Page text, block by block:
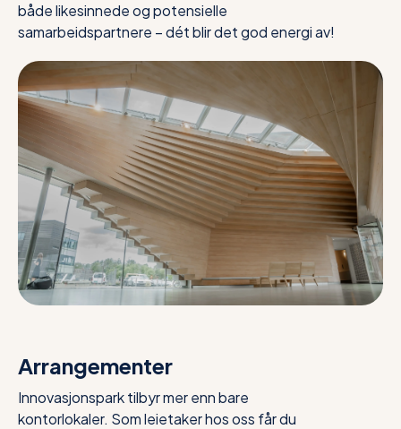
både likesinnede og potensielle
samarbeidspartnere – dét blir det god energi av!
Arrangementer
Innovasjonspark tilbyr mer enn bare
kontorlokaler. Som leietaker hos oss får du